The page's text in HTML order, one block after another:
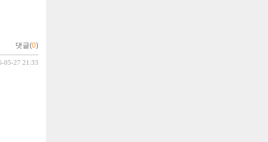
댓글(0)
05-27 21:33